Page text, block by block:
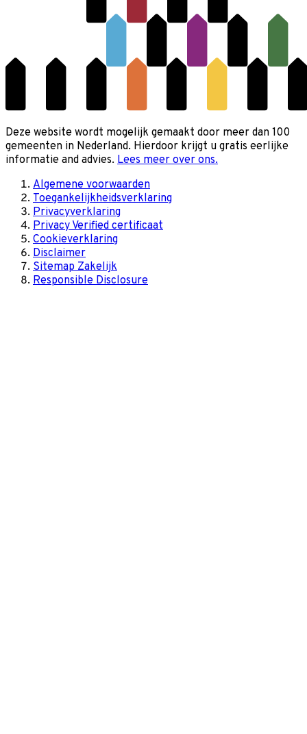
Deze website wordt mogelijk gemaakt door meer dan 100
gemeenten in Nederland. Hierdoor krijgt u gratis eerlijke
informatie and advies. Lees meer over ons.
Algemene voorwaarden
Toegankelijkheidsverklaring
Privacyverklaring
Privacy Verified certificaat
Cookieverklaring
Disclaimer
Sitemap Zakelijk
Responsible Disclosure